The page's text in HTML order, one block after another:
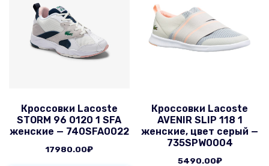
Кроссовки Lacoste
STORM 96 0120 1 SFA
женские — 740SFA0022
17980.00₽
Кроссовки Lacoste
AVENIR SLIP 118 1
женские, цвет серый —
735SPW0004
5490.00₽